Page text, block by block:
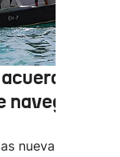
una
nueva ruta por